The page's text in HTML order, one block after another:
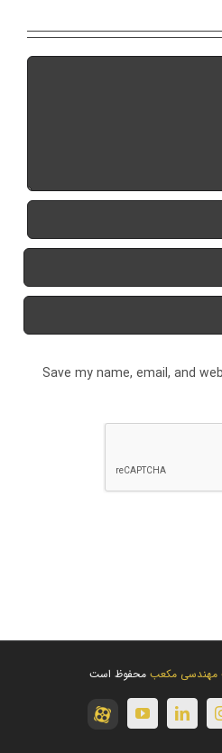
Save my name, email, and
مهندسی مکعب محفوظ است
instagram
linkedin
youtube
آپارات